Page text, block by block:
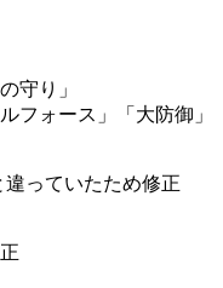
守り」
フォース」「大防御」
違っていたため修正